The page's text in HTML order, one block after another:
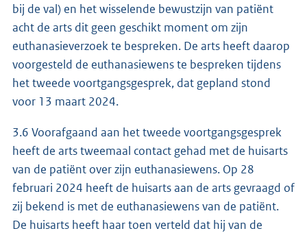
bij de val) en het wisselende bewustzijn van patiënt
acht de arts dit geen geschikt moment om zijn
euthanasieverzoek te bespreken. De arts heeft daarop
voorgesteld de euthanasiewens te bespreken tijdens
het tweede voortgangsgesprek, dat gepland stond
voor 13 maart 2024.
3.6 Voorafgaand aan het tweede voortgangsgesprek
heeft de arts tweemaal contact gehad met de huisarts
van de patiënt over zijn euthanasiewens. Op 28
februari 2024 heeft de huisarts aan de arts gevraagd of
zij bekend is met de euthanasiewens van de patiënt.
De huisarts heeft haar toen verteld dat hij van de